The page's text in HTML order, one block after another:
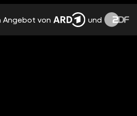
GESCHICHTE DES CANNABIS: VON
BIS LEGALISIERUNG
Angebot von und